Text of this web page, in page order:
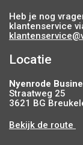
Heb je nog
klantenservice
Locatie
Nyenrode
Straatweg 25
3621 BG
Bekijk de route